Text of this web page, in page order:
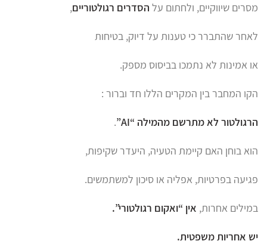
מסרים שיווקיים, ולחתום על הסדרים רגולטוריים,
לאחר שהתברר כי טענות על דיוק, בטיחות
או אמינות לא נתמכו בביסוס מספק.
הקו המחבר בין המקרים הללו חד וברור :
הרגולטור לא מתרשם מהמילה “AI” .
הוא בוחן האם קיימת הטעיה, היעדר שקיפות,
פגיעה בפרטיות, אפליה או סיכון למשתמשים.
במילים אחרות, אין “ואקום רגולטורי”.
יש אחריות משפטית.